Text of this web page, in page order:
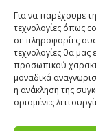
Για να παρέχουμε
τεχνολογίες όπως
σε πληροφορίες
τεχνολογίες θα
προσωπικού
μοναδικά
η ανάκληση της
ορισμένες
Έξω Γωνία,
22860 22322